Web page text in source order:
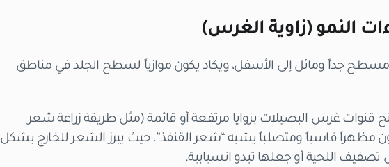
النمو (زاوية الغرس)
جداً ومائل إلى الأسفل، ويكاد يكون موازياً لسطح الجلد في مناطق
قنوات غرس البصيلات بزوايا مرتفعة أو قائمة (مثل طريقة زراعة شعر
مظهراً قاسياً ومتصلباً يشبه “شعر القنفذ”، حيث يبرز الشعر للخارج بشكل
اللحية أو جعلها تبدو انسيابية.